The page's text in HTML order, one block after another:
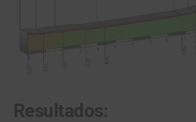
Resultados: